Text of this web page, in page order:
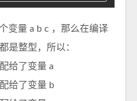
变量 a b c ，那么在编译
是整型，所以：
给了变量 a
给了变量 b